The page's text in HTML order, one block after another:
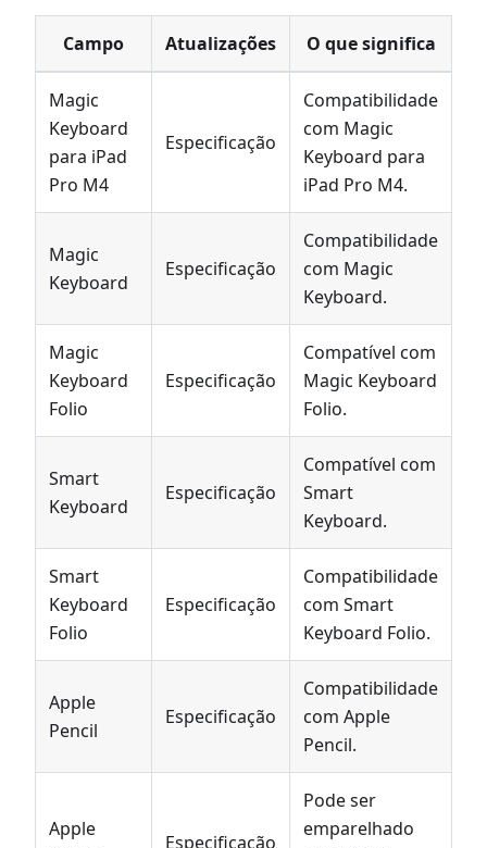
Campo Atualizações O que significa
Magic
Keyboard
para iPad
Pro M4
Especificação
Compatibilidade
com Magic
Keyboard para
iPad Pro M4.
Magic
Keyboard
Especificação
Compatibilidade
com Magic
Keyboard.
Magic
Keyboard
Folio
Especificação
Compatível com
Magic Keyboard
Folio.
Smart
Keyboard
Especificação
Compatível com
Smart
Keyboard.
Smart
Keyboard
Folio
Especificação
Compatibilidade
com Smart
Keyboard Folio.
Apple
Pencil
Especificação
Compatibilidade
com Apple
Pencil.
Apple
Especificação
Pode ser
emparelhado